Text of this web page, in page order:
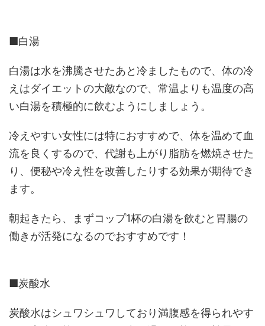
■白湯
白湯は水を沸騰させたあと冷ましたもので、体の冷
えはダイエットの大敵なので、常温よりも温度の高
い白湯を積極的に飲むようにしましょう。
冷えやすい女性には特におすすめで、体を温めて血
流を良くするので、代謝も上がり脂肪を燃焼させた
り、便秘や冷え性を改善したりする効果が期待でき
ます。
朝起きたら、まずコップ1杯の白湯を飲むと胃腸の
働きが活発になるのでおすすめです！
■炭酸水
炭酸水はシュワシュワしており満腹感を得られやす